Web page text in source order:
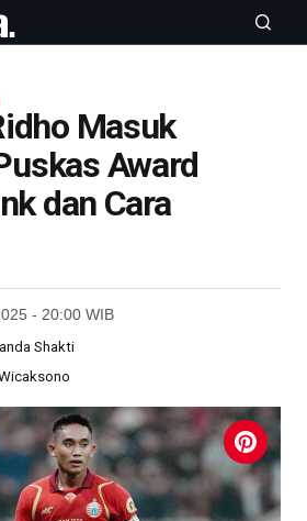
Masuk
Award
dan Cara
- 20:00 WIB
Shakti